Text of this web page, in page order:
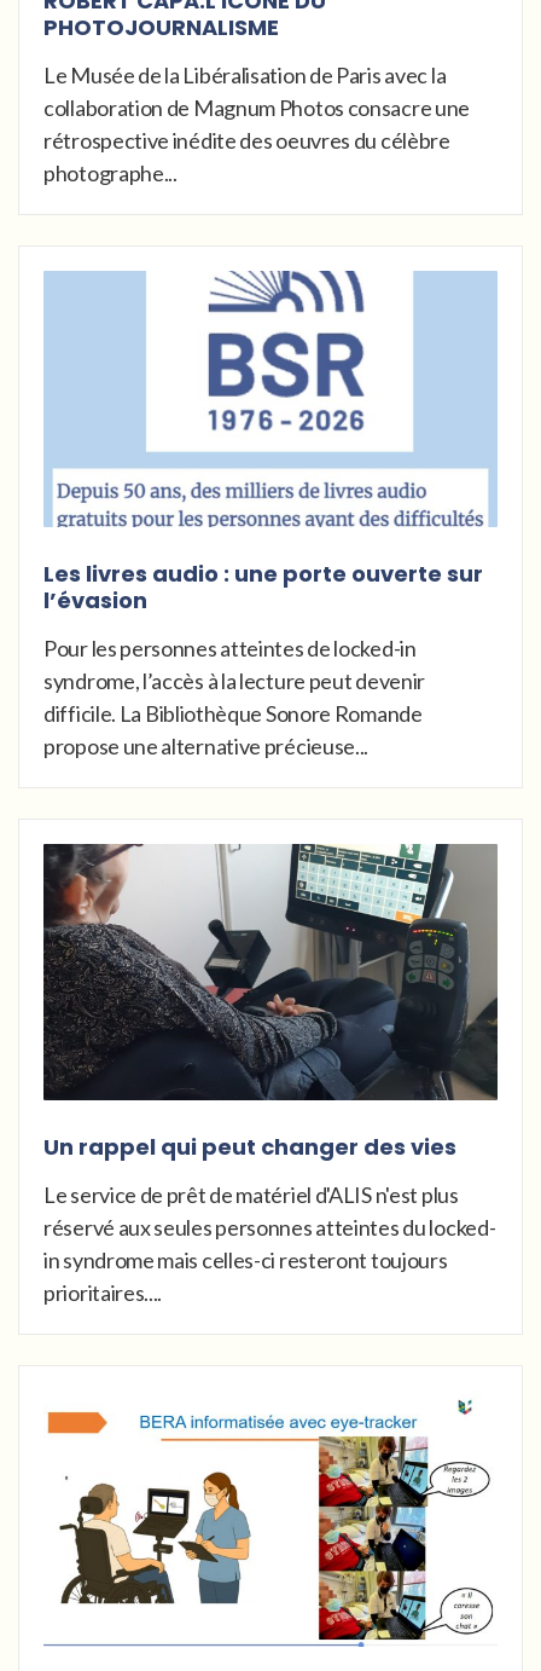
PHOTOJOURNALISME
Le Musée de la Libéralisation de Paris avec la
collaboration de Magnum Photos consacre une
rétrospective inédite des oeuvres du célèbre
photographe...
Les livres audio : une porte ouverte sur
l’évasion
Pour les personnes atteintes de locked-in
syndrome, l’accès à la lecture peut devenir
difficile. La Bibliothèque Sonore Romande
propose une alternative précieuse...
Un rappel qui peut changer des vies
Le service de prêt de matériel d'ALIS n'est plus
réservé aux seules personnes atteintes du locked-
in syndrome mais celles-ci resteront toujours
prioritaires....